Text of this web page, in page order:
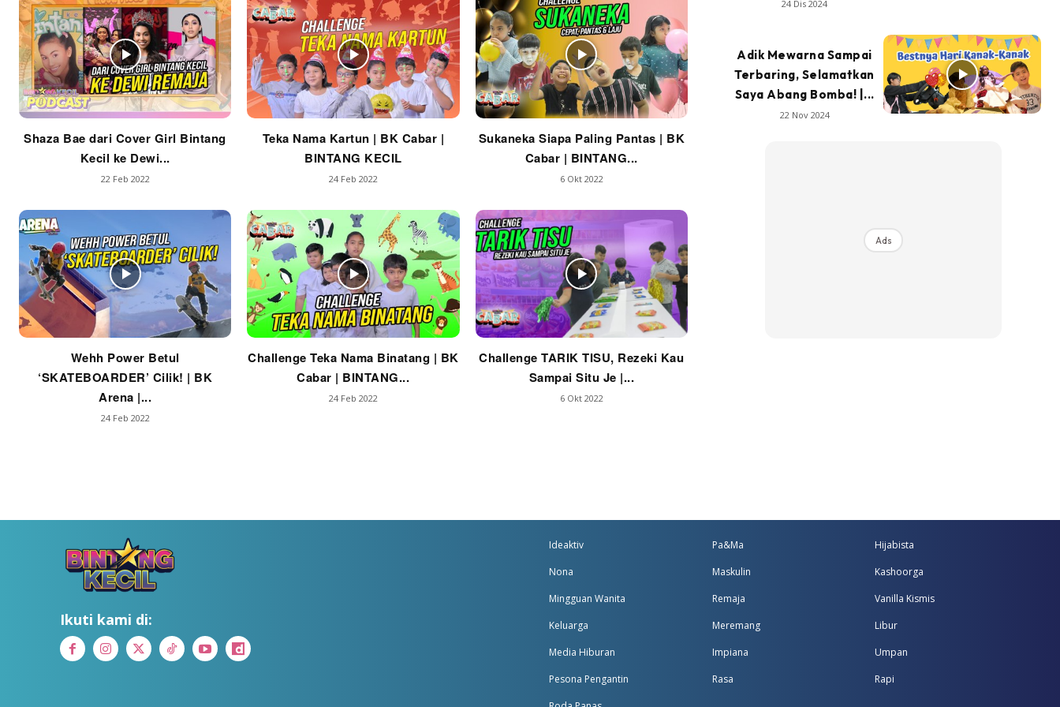
Shaza Bae dari Cover Girl Bintang
Kecil ke Dewi...
22 Feb 2022
Teka Nama Kartun | BK Cabar |
BINTANG KECIL
24 Feb 2022
Sukaneka Siapa Paling Pantas | BK
Cabar | BINTANG...
6 Okt 2022
Wehh Power Betul
‘SKATEBOARDER’ Cilik! | BK
Arena |...
24 Feb 2022
Challenge Teka Nama Binatang | BK
Cabar | BINTANG...
24 Feb 2022
Challenge TARIK TISU, Rezeki Kau
Sampai Situ Je |...
6 Okt 2022
24 Dis 2024
Adik Mewarna Sampai
Terbaring, Selamatkan
Saya Abang Bomba! |...
22 Nov 2024
Ads
Ikuti kami di:
Ideaktiv
Nona
Mingguan Wanita
Keluarga
Media Hiburan
Pesona Pengantin
Pa&Ma
Maskulin
Remaja
Meremang
Impiana
Rasa
Hijabista
Kashoorga
Vanilla Kismis
Libur
Umpan
Rapi